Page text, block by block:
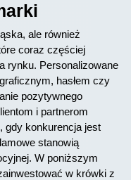
ale również
coraz częściej
rynku. Personalizowane
hasłem czy
pozytywnego
i partnerom
gdy konkurencja jest
stanowią
W poniższym
w krówki z